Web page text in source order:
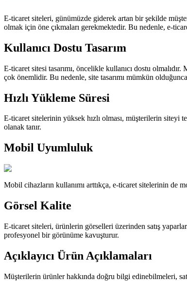
E-ticaret siteleri, günümüzde giderek artan bir şekilde
olmak için öne çıkmaları gerekmektedir. Bu nedenle, e-
Kullanıcı Dostu Tasarım
E-ticaret sitesi tasarımı, öncelikle kullanıcı dostu
çok önemlidir. Bu nedenle, site tasarımı mümkün olduğunca
Hızlı Yükleme Süresi
E-ticaret sitelerinin yüksek hızlı olması, müşterilerin siteyi
olanak tanır.
Mobil Uyumluluk
Mobil cihazların kullanımı arttıkça, e-ticaret sitelerinin de
Görsel Kalite
E-ticaret siteleri, ürünlerin görselleri üzerinden satış
profesyonel bir görünüme kavuşturur.
Açıklayıcı Ürün Açıklamaları
Müşterilerin ürünler hakkında doğru bilgi edinebilmeleri,